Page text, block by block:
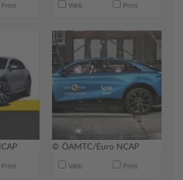
Print Web Print
Print
© ÖAMTC/Euro NCAP
Web Print